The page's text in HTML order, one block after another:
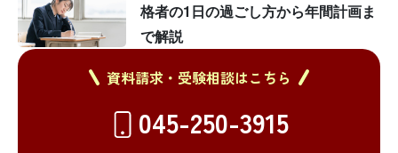
格者の1日の過ごし方から年間計画ま
で解説
資料請求・受験相談はこちら
045-250-3915